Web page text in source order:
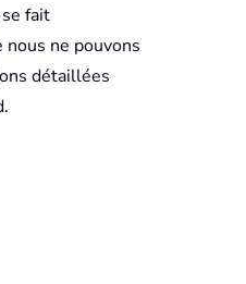
fait
ne pouvons
détaillées